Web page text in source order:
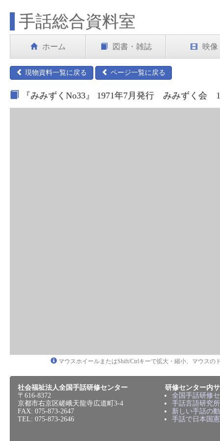
手話総合資料室
ホーム 図書・雑誌 映像
現物資料一覧に戻る ページ一覧に戻る
『みみずくNo33』 1971年7月発行 みみずく会
マウスホイールまたはShift/Ctrlキーで拡大・縮小、マウスの
社会福祉法人全国手話研修センター
〒616-8372
京都市右京区嵯峨天龍寺広道町3-4
FAX: 075-873-2647
TEL: 075-873-2646
研修センター内
全国手話研修
手話言語研究所
新しい手話の
手話で日本国